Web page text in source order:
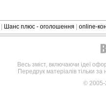
Шанс плюс - оголошення online-
Весь зміст, включаючи ідеї
Передрук матеріалів тільки
©